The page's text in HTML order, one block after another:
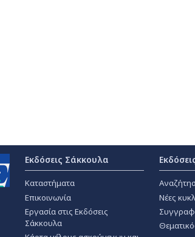
Εκδόσεις Σάκκουλα
Καταστήματα
Επικοινωνία
Εργασία στις Εκδόσεις
Σάκκουλα
Νέες